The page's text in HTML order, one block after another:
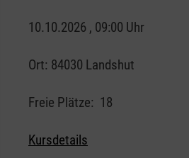
10.10.2026 , 09:00 Uhr
Ort: 84030 Landshut
Freie Plätze: 18
Kursdetails